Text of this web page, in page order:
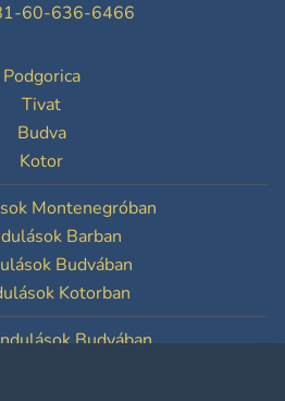
60-636-6466
Podgorica
Tivat
Budva
Kotor
Montenegróban
Barban
Budvában
Kotorban
Budvában
Kotorban